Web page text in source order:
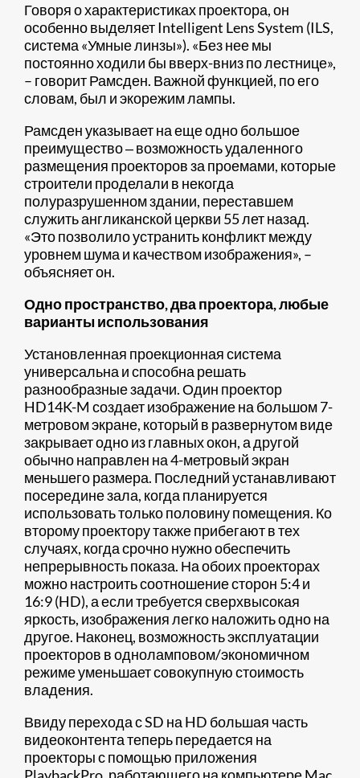
Говоря о характеристиках проектора, он
особенно выделяет Intelligent Lens System (ILS,
система «Умные линзы»). «Без нее мы
постоянно ходили бы вверх-вниз по лестнице»,
– говорит Рамсден. Важной функцией, по его
словам, был и экорежим лампы.
Рамсден указывает на еще одно большое
преимущество ‒ возможность удаленного
размещения проекторов за проемами, которые
строители проделали в некогда
полуразрушенном здании, переставшем
служить англиканской церкви 55 лет назад.
«Это позволило устранить конфликт между
уровнем шума и качеством изображения», –
объясняет он.
Одно пространство, два проектора, любые
варианты использования
Установленная проекционная система
универсальна и способна решать
разнообразные задачи. Один проектор
HD14K-M создает изображение на большом 7-
метровом экране, который в развернутом виде
закрывает одно из главных окон, а другой
обычно направлен на 4-метровый экран
меньшего размера. Последний устанавливают
посередине зала, когда планируется
использовать только половину помещения. Ко
второму проектору также прибегают в тех
случаях, когда срочно нужно обеспечить
непрерывность показа. На обоих проекторах
можно настроить соотношение сторон 5:4 и
16:9 (HD), а если требуется сверхвысокая
яркость, изображения легко наложить одно на
другое. Наконец, возможность эксплуатации
проекторов в одноламповом/экономичном
режиме уменьшает совокупную стоимость
владения.
Ввиду перехода с SD на HD большая часть
видеоконтента теперь передается на
проекторы с помощью приложения